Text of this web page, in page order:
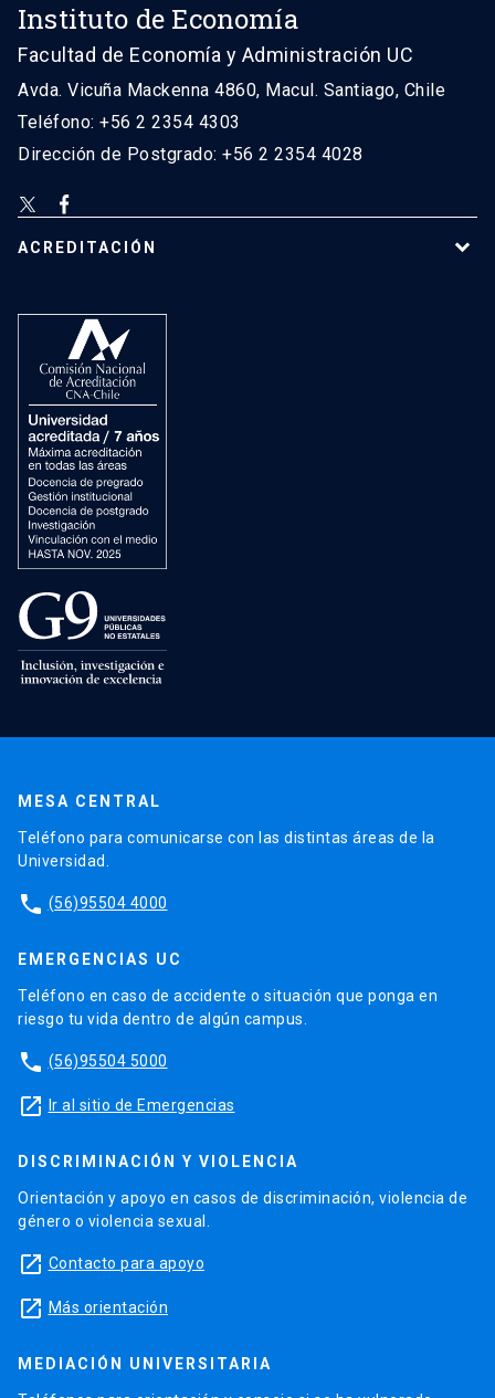
Instituto de Economía
Facultad de Economía y Administración UC
Avda. Vicuña Mackenna 4860, Macul. Santiago, Chile
Teléfono: +56 2 2354 4303
Dirección de Postgrado: +56 2 2354 4028
ACREDITACIÓN
MESA CENTRAL
Teléfono para comunicarse con las distintas áreas de la
Universidad.
phone (56)95504 4000
EMERGENCIAS UC
Teléfono en caso de accidente o situación que ponga en
riesgo tu vida dentro de algún campus.
phone (56)95504 5000
launch Ir al sitio de Emergencias
DISCRIMINACIÓN Y VIOLENCIA
Orientación y apoyo en casos de discriminación, violencia de
género o violencia sexual.
launch Contacto para apoyo
launch Más orientación
MEDIACIÓN UNIVERSITARIA